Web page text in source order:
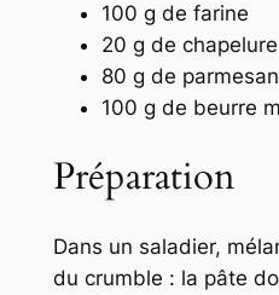
100 g de farine
20 g de chapelure
80 g de parmesan
100 g de beurre
Préparation
Dans un saladier,
du crumble : la pâte